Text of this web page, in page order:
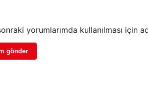
yorumlarımda kullanılması için